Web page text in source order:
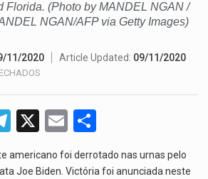
O Senado dos Estados Unidos aprovou, no dia 7 de…
Florida. (Photo by MANDEL NGAN /
NGAN/AFP via Getty Images)
11/2020 Article Updated: 09/11/2020
T
e
X
E
m
ail ar
americano foi derrotado nas urnas pelo
Joe Biden. Victória foi anunciada neste